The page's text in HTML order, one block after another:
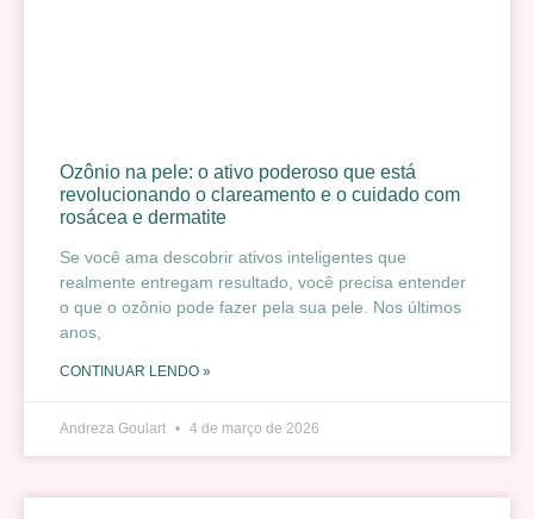
Ozônio na pele: o ativo poderoso que está
revolucionando o clareamento e o cuidado com
rosácea e dermatite
Se você ama descobrir ativos inteligentes que
realmente entregam resultado, você precisa entender
o que o ozônio pode fazer pela sua pele. Nos últimos
anos,
CONTINUAR LENDO »
Andreza Goulart 4 de março de 2026